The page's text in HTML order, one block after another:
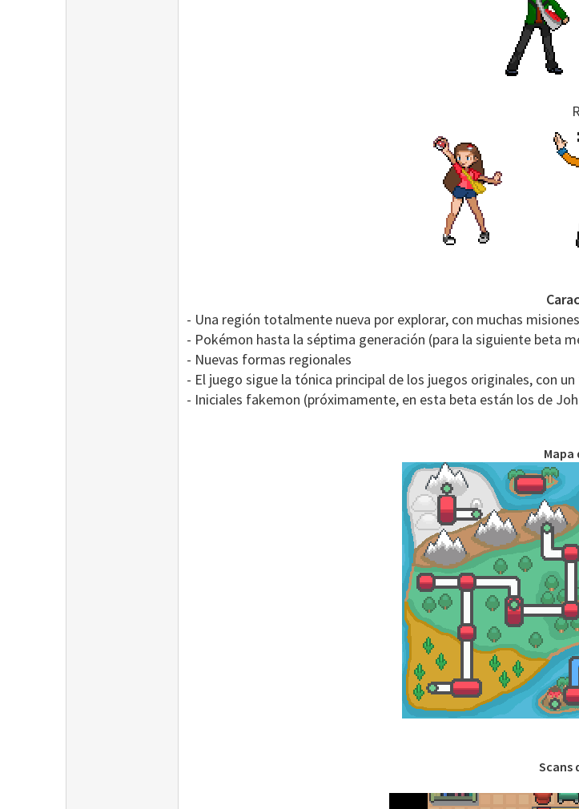
- Una región totalmente nueva por explorar, con muchas
- Pokémon hasta la séptima generación (para la siguiente beta
- Nuevas formas regionales
- El juego sigue la tónica principal de los juegos originales, con
- Iniciales fakemon (próximamente, en esta beta están los de
Mapa
Scans